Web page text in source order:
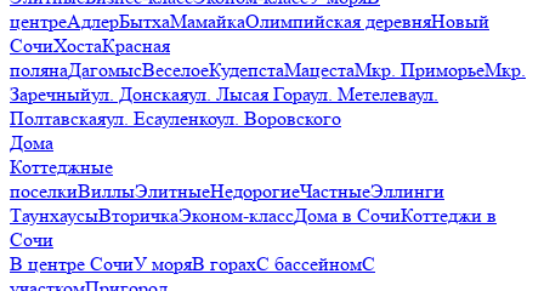
центреАдлерБытхаМамайкаОлимпийская деревняНовый
СочиХостаКрасная
полянаДагомысВеселоеКудепстаМацестаМкр. ПриморьеМкр.
Заречныйул. Донскаяул. Лысая Гораул. Метелеваул.
Полтавскаяул. Есауленкоул. Воровского
Дома
Коттеджные
поселкиВиллыЭлитныеНедорогиеЧастныеЭллинги
ТаунхаусыВторичкаЭконом-классДома в СочиКоттеджи в
Сочи
В центре СочиУ моряВ горахС бассейномС